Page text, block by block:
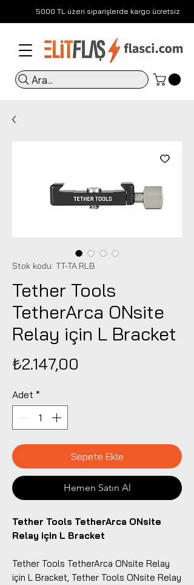
5000 TL üzeri siparişlerde kargo ücretsiz
Ara...
Stok kodu: TT-TA.RLB
Tether Tools
TetherArca ONsite
Relay için L Bracket
₺2.147,00
Adet *
Sepete Ekle
Hemen Satın Al
Tether Tools TetherArca ONsite
Relay için L Bracket
Tether Tools TetherArca ONsite Relay
için L Bracket, Tether Tools ONsite Relay